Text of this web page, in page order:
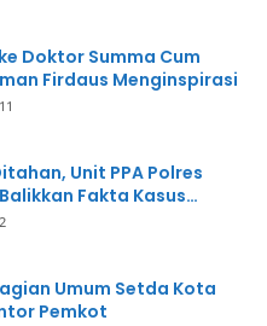
Doktor Summa Cum
Firdaus Menginspirasi
Unit PPA Polres
Fakta Kasus
Umum Setda Kota
Pemkot